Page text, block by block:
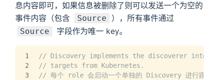
息内容即可，如果信息被删除了则可以发送一个为空的
事件内容（包含
Source ），所有事件通过
Source 字段作为唯一 key。
1
2
3
// Discovery implements the discoverer
// targets from Kubernetes.
// 每个 role 会启动一个单独的 Discovery 进行跟踪